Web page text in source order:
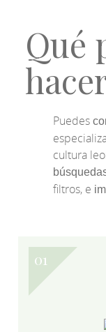
Qué
Puedes
cultura
filtros, e